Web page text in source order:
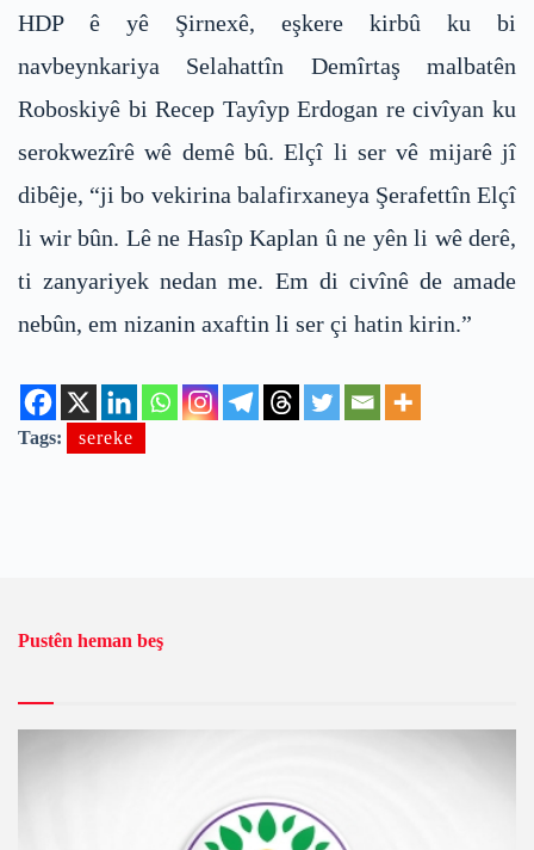
HDP ê yê Şirnexê, eşkere kirbû ku bi
navbeynkariya Selahattîn Demîrtaş malbatên
Roboskiyê bi Recep Tayîyp Erdogan re civîyan ku
serokwezîrê wê demê bû. Elçî li ser vê mijarê jî
dibêje, “ji bo vekirina balafirxaneya Şerafettîn Elçî
li wir bûn. Lê ne Hasîp Kaplan û ne yên li wê derê,
ti zanyariyek nedan me. Em di civînê de amade
nebûn, em nizanin axaftin li ser çi hatin kirin.”
Tags: sereke
Pustên heman beş